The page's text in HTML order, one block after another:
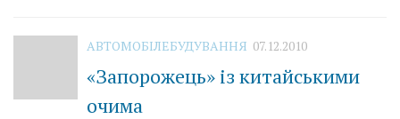
АВТОМОБІЛЕБУДУВАННЯ 07.12.2010
«Запорожець» із китайськими
очима